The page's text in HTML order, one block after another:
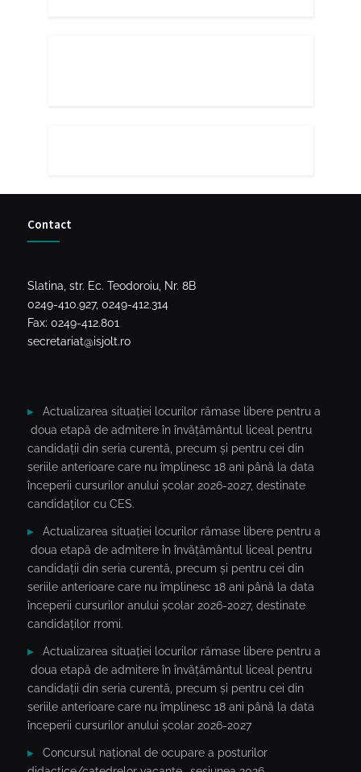
Contact
Slatina, str. Ec. Teodoroiu, Nr. 8B
0249-410.927, 0249-412.314
Fax: 0249-412.801
secretariat@isjolt.ro
Actualizarea situației locurilor rămase libere pentru a
doua etapă de admitere în învățământul liceal pentru
candidații din seria curentă, precum și pentru cei din
seriile anterioare care nu împlinesc 18 ani până la data
începerii cursurilor anului școlar 2026-2027, destinate
candidaților cu CES.
Actualizarea situației locurilor rămase libere pentru a
doua etapă de admitere în învățământul liceal pentru
candidații din seria curentă, precum și pentru cei din
seriile anterioare care nu împlinesc 18 ani până la data
începerii cursurilor anului școlar 2026-2027, destinate
candidaților rromi.
Actualizarea situației locurilor rămase libere pentru a
doua etapă de admitere în învățământul liceal pentru
candidații din seria curentă, precum și pentru cei din
seriile anterioare care nu împlinesc 18 ani până la data
începerii cursurilor anului școlar 2026-2027
Concursul național de ocupare a posturilor